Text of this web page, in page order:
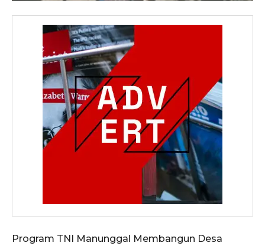
Program TNI Manunggal Membangun Desa